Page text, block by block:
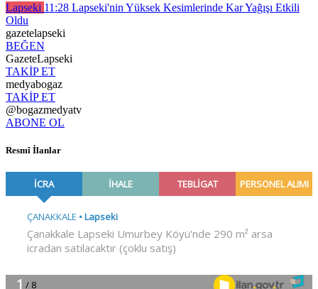
Lapseki 11:28 Lapseki'nin Yüksek Kesimlerinde Kar Yağışı Etkili
Oldu
gazetelapseki
BEĞEN
GazeteLapseki
TAKİP ET
medyabogaz
TAKİP ET
@bogazmedyatv
ABONE OL
Resmî İlanlar